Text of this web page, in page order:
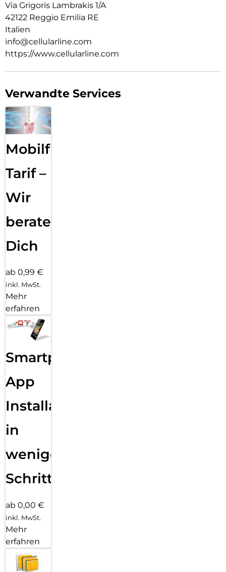
Via Grigoris Lambrakis 1/A
42122 Reggio Emilia RE
Italien
info@cellularline.com
https://www.cellularline.com
Verwandte Services
Mobilfunk
Tarif –
Wir
beraten
Dich
ab 0,99 €
inkl. MwSt.
Mehr
erfahren
Smartphone
App
Installation
in
wenigen
Schritten
ab 0,00 €
inkl. MwSt.
Mehr
erfahren